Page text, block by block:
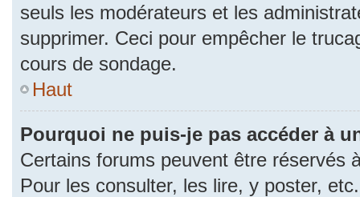
seuls les modérateurs et les
supprimer. Ceci pour empêcher le
cours de sondage.
Haut
Pourquoi ne puis-je pas accéder à
Certains forums peuvent être réservés
Pour les consulter, les lire, y poster,